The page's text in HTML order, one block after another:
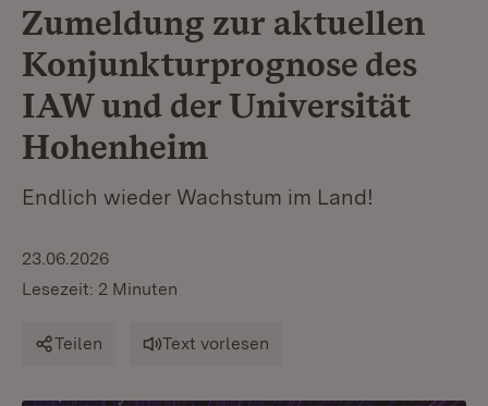
Zumeldung zur aktuellen
Konjunkturprognose des
IAW und der Universität
Hohenheim
Endlich wieder Wachstum im Land!
23.06.2026
Lesezeit: 2 Minuten
Teilen Text vorlesen